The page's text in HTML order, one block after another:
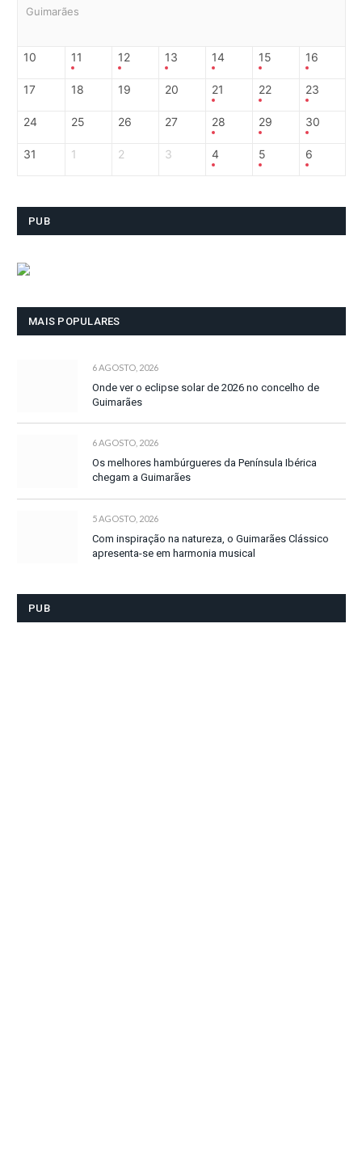
Guimarães
10 11 12 13 14 15 16
17 18 19 20 21 22 23
24 25 26 27 28 29 30
31 1 2 3 4 5 6
PUB
MAIS POPULARES
6 AGOSTO, 2026
Onde ver o eclipse solar de 2026 no concelho de
Guimarães
6 AGOSTO, 2026
Os melhores hambúrgueres da Península Ibérica
chegam a Guimarães
5 AGOSTO, 2026
Com inspiração na natureza, o Guimarães Clássico
apresenta-se em harmonia musical
PUB